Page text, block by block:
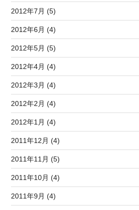
2012年7月 (5)
2012年6月 (4)
2012年5月 (5)
2012年4月 (4)
2012年3月 (4)
2012年2月 (4)
2012年1月 (4)
2011年12月 (4)
2011年11月 (5)
2011年10月 (4)
2011年9月 (4)